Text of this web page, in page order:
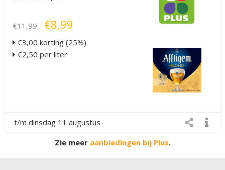
€11,99 €8,99
€3,00 korting (25%)
€2,50 per liter
t/m dinsdag 11 augustus
Zie meer aanbiedingen bij Plus.